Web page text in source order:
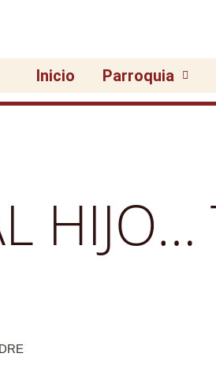
Inicio Parroquia